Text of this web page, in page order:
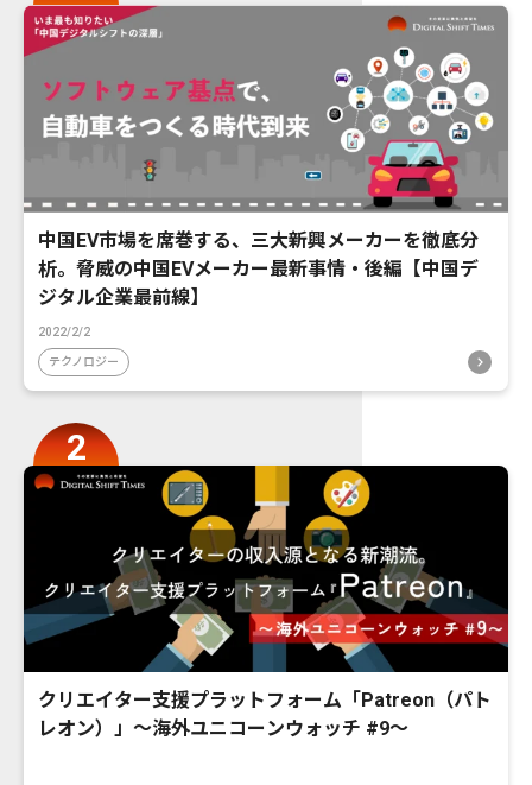
中国EV市場を席巻する、三大新興メーカーを徹底分
析。脅威の中国EVメーカー最新事情・後編【中国デ
ジタル企業最前線】
2022/2/2
テクノロジー
クリエイター支援プラットフォーム「Patreon（パト
レオン）」〜海外ユニコーンウォッチ #9〜